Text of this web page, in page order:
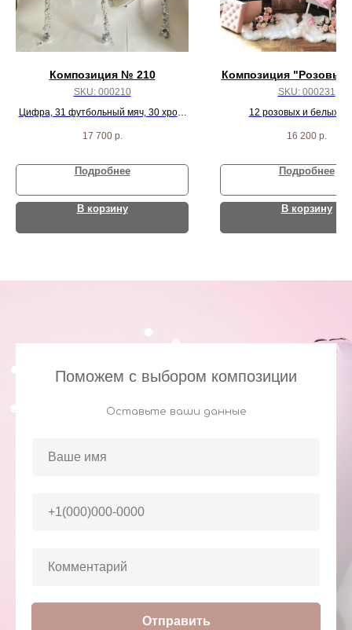
Композиция № 210
SKU: 000210
Цифра, 31 футбольный мяч, 30 хром,
17 700 р.
Подробнее
В корзину
Композиция "Розовые
SKU: 000231
12 розовых и белых
16 200 р.
Подробнее
В корзину
Поможем с выбором композиции
Оставьте ваши данные
Отправить